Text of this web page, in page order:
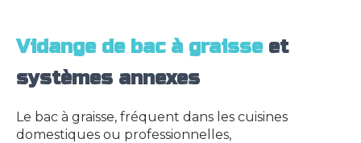
Vidange de bac à graisseet
systèmes annexes
Le bac à graisse, fréquent dans les cuisines
domestiques ou professionnelles,